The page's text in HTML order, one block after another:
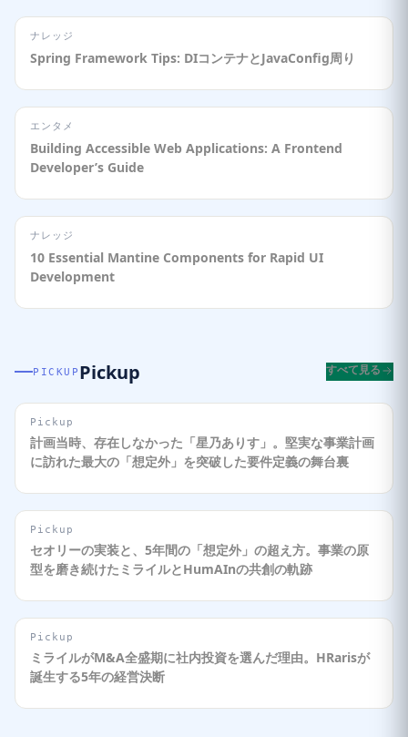
ナレッジ
Spring Framework Tips: DIコンテナとJavaConfig周り
エンタメ
Building Accessible Web Applications: A Frontend
Developer’s Guide
ナレッジ
10 Essential Mantine Components for Rapid UI
Development
PICKUP Pickup すべて見る
Pickup
計画当時、存在しなかった「星乃ありす」。堅実な事業計画
に訪れた最大の「想定外」を突破した要件定義の舞台裏
Pickup
セオリーの実装と、5年間の「想定外」の超え方。事業の原
型を磨き続けたミライルとHumAInの共創の軌跡
Pickup
ミライルがM&A全盛期に社内投資を選んだ理由。HRarisが
誕生する5年の経営決断